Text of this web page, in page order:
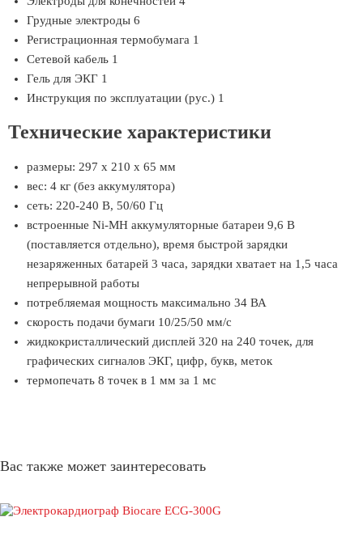
Грудные электроды 6
Регистрационная термобумага 1
Сетевой кабель 1
Гель для ЭКГ 1
Инструкция по эксплуатации (рус.) 1
Технические характеристики
размеры: 297 х 210 х 65 мм
вес: 4 кг (без аккумулятора)
сеть: 220-240 В, 50/60 Гц
встроенные Ni-MH аккумуляторные батареи 9,6 В
(поставляется отдельно), время быстрой зарядки
незаряженных батарей 3 часа, зарядки хватает на 1,5 часа
непрерывной работы
потребляемая мощность максимально 34 ВА
скорость подачи бумаги 10/25/50 мм/с
жидкокристаллический дисплей 320 на 240 точек, для
графических сигналов ЭКГ, цифр, букв, меток
термопечать 8 точек в 1 мм за 1 мс
Вас также может заинтересовать